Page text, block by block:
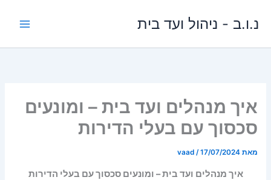
לתוכןנ.ו.ב - ניהול ועד בית
איך מנהלים ועד בית – ומונעים
סכסוך עם בעלי הדירות
מאת vaad /17/07/2024
איך מנהלים ועד בית – ומונעים סכסוך עם בעלי הדירות